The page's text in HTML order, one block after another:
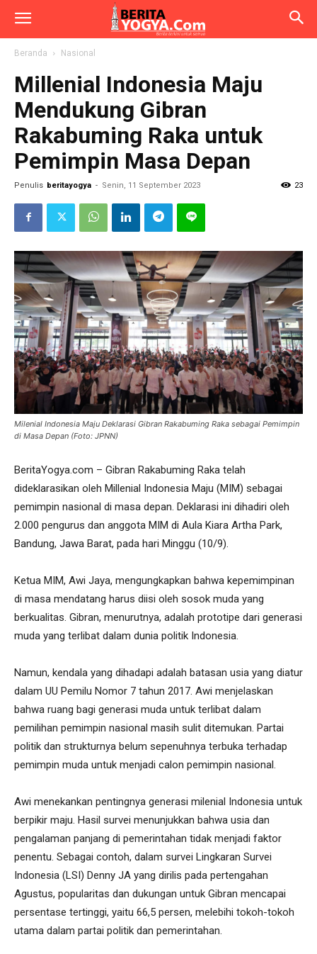
Beranda Nasional
Millenial Indonesia Maju
Mendukung Gibran
Rakabuming Raka untuk
Pemimpin Masa Depan
Penulis beritayogya - Senin, 11 September 2023 23
Milenial Indonesia Maju Deklarasi Gibran Rakabuming Raka sebagai Pemimpin
di Masa Depan (Foto: JPNN)
BeritaYogya.com – Gibran Rakabuming Raka telah
dideklarasikan oleh Millenial Indonesia Maju (MIM) sebagai
pemimpin nasional di masa depan. Deklarasi ini dihadiri oleh
2.000 pengurus dan anggota MIM di Aula Kiara Artha Park,
Bandung, Jawa Barat, pada hari Minggu (10/9).
Ketua MIM, Awi Jaya, mengungkapkan bahwa kepemimpinan
di masa mendatang harus diisi oleh sosok muda yang
berkualitas. Gibran, menurutnya, adalah prototipe dari generasi
muda yang terlibat dalam dunia politik Indonesia.
Namun, kendala yang dihadapi adalah batasan usia yang diatur
dalam UU Pemilu Nomor 7 tahun 2017. Awi menjelaskan
bahwa ruang bagi generasi muda untuk terlibat dalam
pemilihan pemimpin nasional masih sulit ditemukan. Partai
politik dan strukturnya belum sepenuhnya terbuka terhadap
pemimpin muda untuk menjadi calon pemimpin nasional.
Awi menekankan pentingnya generasi milenial Indonesia untuk
berpikir maju. Hasil survei menunjukkan bahwa usia dan
pengalaman panjang di pemerintahan tidak menjadi faktor
penentu. Sebagai contoh, dalam survei Lingkaran Survei
Indonesia (LSI) Denny JA yang dirilis pada pertengahan
Agustus, popularitas dan dukungan untuk Gibran mencapai
persentase tertinggi, yaitu 66,5 persen, melebihi tokoh-tokoh
utama dalam partai politik dan pemerintahan.